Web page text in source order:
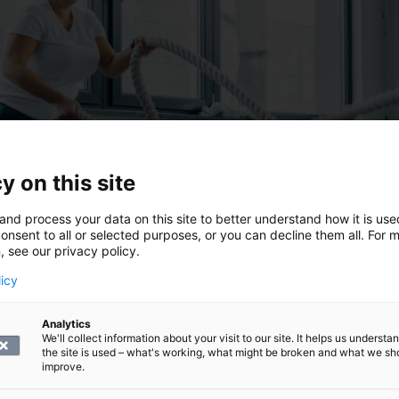
on?
ovat laaja joukko eri sairauksia, jotka kaikki liittyvät
tai häiriöihin.
on this site
process your data on this site to better understand how it is
to all or selected purposes, or you can decline them all. For
see our privacy policy.
Analytics
We'll collect information about your visit to our site. It helps us
the site is used – what's working, what might be broken and what we
improve.